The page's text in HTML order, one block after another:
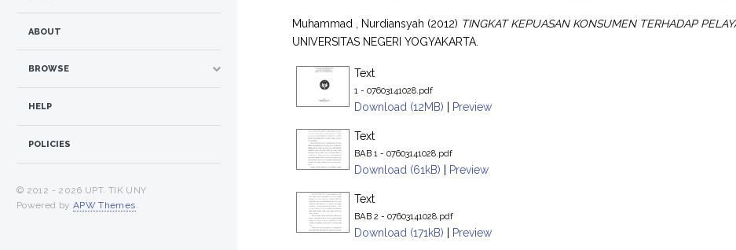
Muhammad , Nurdiansyah (2012) TINGKAT KEPUASAN KONSUMEN TERHADAP
UNIVERSITAS NEGERI YOGYAKARTA.
Text
1 - 07603141028.pdf
Download (12MB) | Preview
Text
BAB 1 - 07603141028.pdf
Download (61kB) | Preview
Text
BAB 2 - 07603141028.pdf
Download (171kB) | Preview
ABOUT
BROWSE
HELP
POLICIES
© 2012 - 2026 UPT. TIK UNY
Powered by APW Themes